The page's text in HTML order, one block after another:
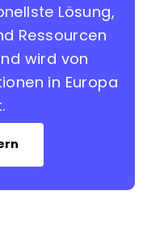
Lösung,
Ressourcen
wird von
in Europa